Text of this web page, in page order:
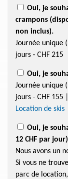
Oui, je
crampons
non inclus).
Journée unique
jours - CHF 215
Oui, je
Journée unique
jours - CHF 155
Location de skis
Oui, je
12 CHF par jour)
Nous avons un
Si vous ne
parc de location, vous